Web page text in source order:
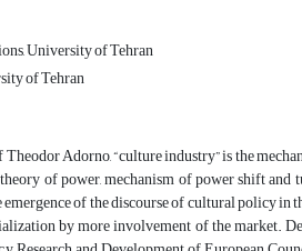
University of Tehran
of Tehran
Adorno, “culture industry” is the
of power, mechanism of power shift
of the discourse of cultural policy
by more involvement of the market.